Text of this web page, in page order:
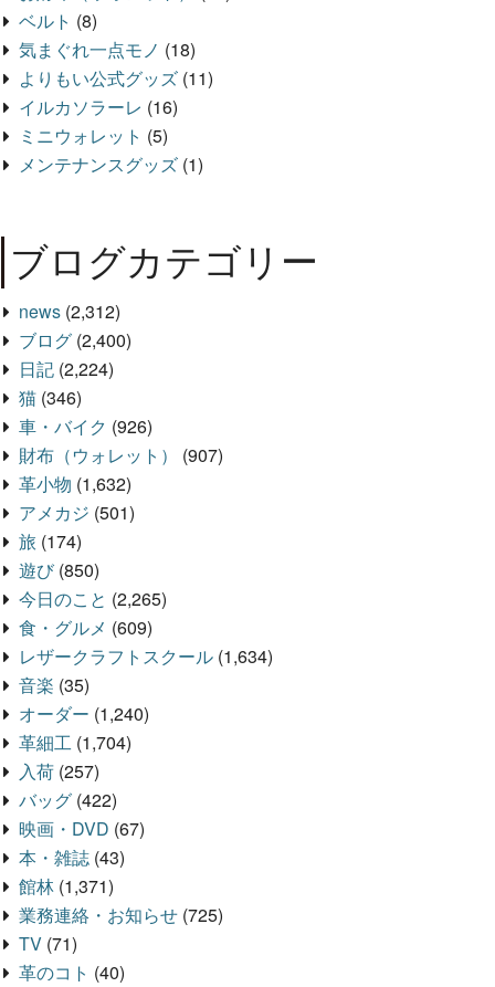
ベルト (8)
気まぐれ一点モノ (18)
よりもい公式グッズ (11)
イルカソラーレ (16)
ミニウォレット (5)
メンテナンスグッズ (1)
ブログカテゴリー
news (2,312)
ブログ (2,400)
日記 (2,224)
猫 (346)
車・バイク (926)
財布（ウォレット）
(907)
革小物 (1,632)
アメカジ (501)
旅 (174)
遊び(850)
今日のこと (2,265)
食・グルメ (609)
レザークラフトスクール (1,634)
音楽 (35)
オーダー (1,240)
革細工 (1,704)
入荷 (257)
バッグ (422)
映画・DVD (67)
本・雑誌 (43)
館林 (1,371)
業務連絡・お知らせ (725)
TV (71)
革のコト (40)